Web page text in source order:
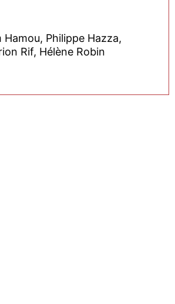
Philippe Hazza,
Murtinger, Marion Rif, Hélène Robin